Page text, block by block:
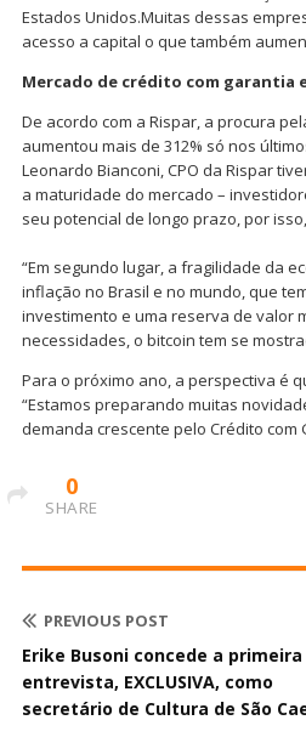
Estados Unidos.Muitas dessas
acesso a capital o que também
Mercado de crédito com garantia
De acordo com a Rispar, a procura
aumentou mais de 312% só nos
Leonardo Bianconi, CPO da Rispar
a maturidade do mercado –
seu potencial de longo prazo, por
“Em segundo lugar, a fragilidade da
inflação no Brasil e no mundo, que
investimento e uma reserva de valor
necessidades, o bitcoin tem se
Para o próximo ano, a perspectiva é
“Estamos preparando muitas
demanda crescente pelo Crédito com
0
SHARE
PREVIOUS POST
Erike Busoni concede a primeira
entrevista, EXCLUSIVA, como
secretário de Cultura de São